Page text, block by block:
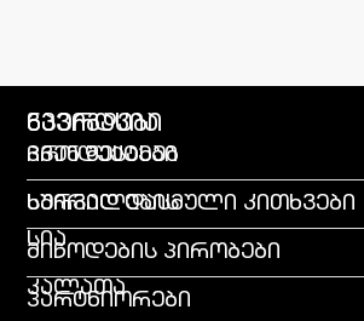
გვერდები
პროდუქტები
სურვილების
სია
კალათა
ნავიგაცია
ჩვენ შესახებ
ხშირად დასმული კითხვები
მიწოდების პირობები
პარტნიორები